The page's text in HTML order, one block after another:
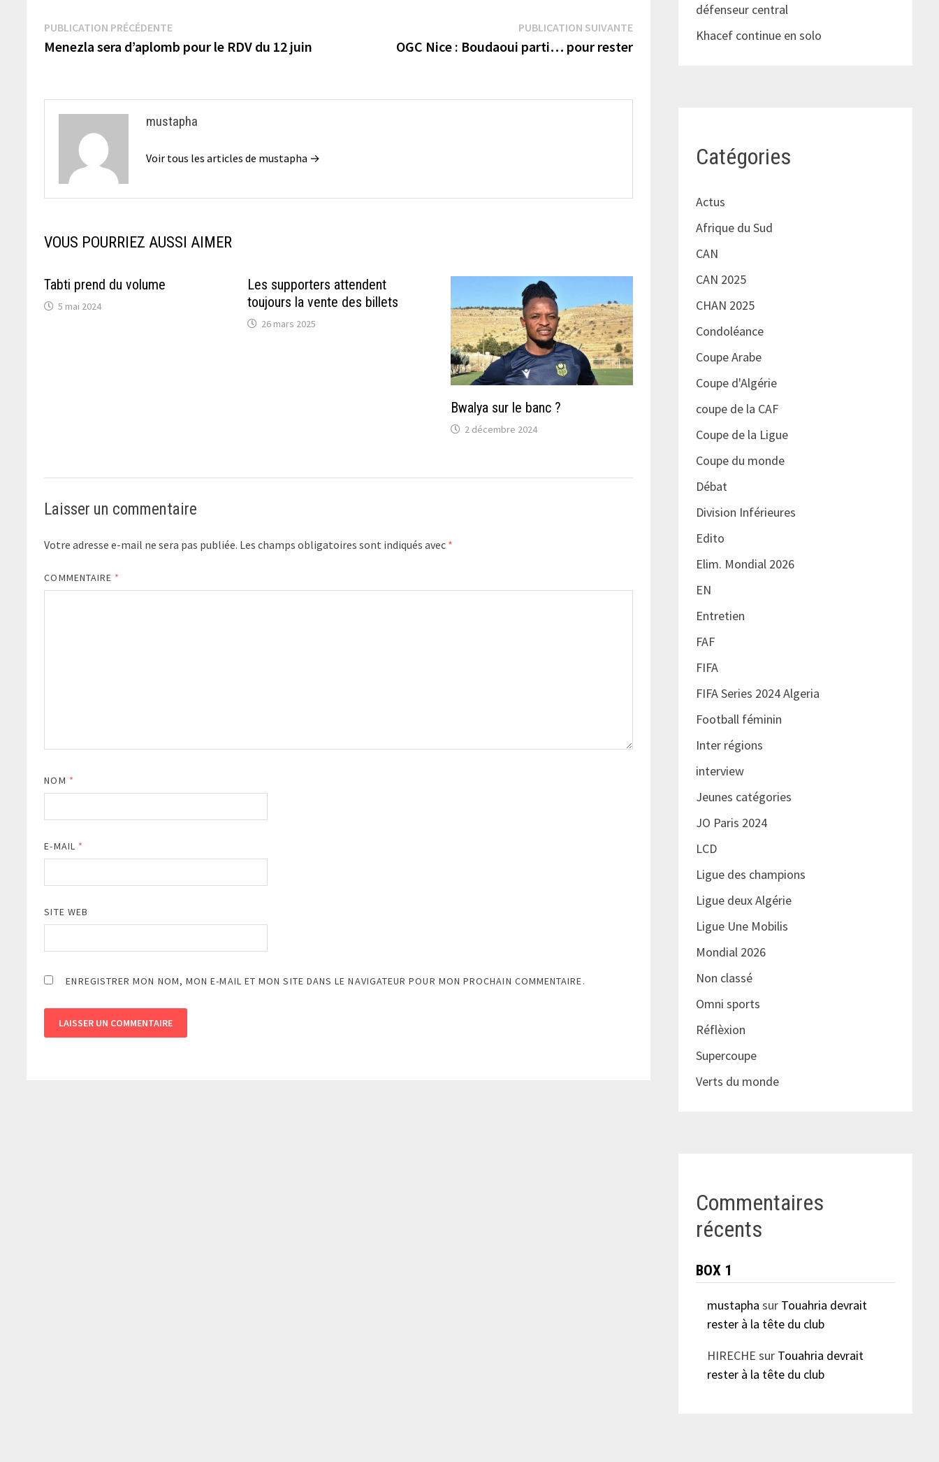
Navigation
de
PUBLICATION PRÉCÉDENTEPublication
précédente :
Menezla sera d’aplomb pour le RDV du 12 juin
PUBLICATION SUIVANTEPublication
suivante :
OGC Nice : Boudaoui parti… pour rester
mustapha
Voir tous les articles de mustapha →
VOUS POURRIEZ AUSSI AIMER
Tabti prend du volume
5 mai 2024
Les supporters attendent
toujours la vente des billets
26 mars 2025
Bwalya sur le banc ?
2 décembre 2024
Laisser un commentaire
Votre adresse e-mail ne sera pas publiée. Les champs obligatoires sont indiqués avec *
COMMENTAIRE *
NOM *
E-MAIL *
SITE WEB
ENREGISTRER MON NOM, MON E-MAIL ET MON SITE DANS LE NAVIGATEUR POUR MON PROCHAIN COMMENTAIRE.
défenseur central
Khacef continue en solo
Catégories
Actus
Afrique du Sud
CAN
CAN 2025
CHAN 2025
Condoléance
Coupe Arabe
Coupe d'Algérie
coupe de la CAF
Coupe de la Ligue
Coupe du monde
Débat
Division Inférieures
Edito
Elim. Mondial 2026
EN
Entretien
FAF
FIFA
FIFA Series 2024 Algeria
Football féminin
Inter régions
interview
Jeunes catégories
JO Paris 2024
LCD
Ligue des champions
Ligue deux Algérie
Ligue Une Mobilis
Mondial 2026
Non classé
Omni sports
Réflèxion
Supercoupe
Verts du monde
Commentaires
récents
BOX 1
mustapha sur Touahria devrait
rester à la tête du club
HIRECHE sur Touahria devrait
rester à la tête du club